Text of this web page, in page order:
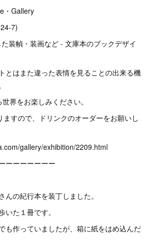
・Gallery
7)
装幀・装画など - 文庫本のブックデザイ
とはまた違った表情を見ることの出来る機
界をお楽しみください。
すので、ドリンクのオーダーをお願いし
gallery/exhibition/2209.html
ーーーーーーー
んの紀行本を装丁しました。
いた１冊です。
も作っていましたが、箱に紙をはめ込んだ